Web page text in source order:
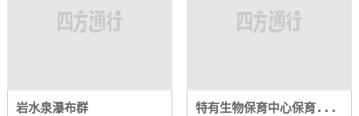
岩水泉瀑布群
特有生物保育中心保育...